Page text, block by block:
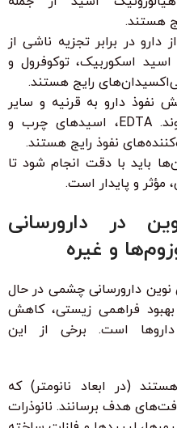
هستند.
دارو در برابر تجزیه ناشی از
اسکوربیک، توکوفرول و
رایج هستند.
نفوذ دارو به قرنیه و سایر
بافت‌های چشم استفاده می‌شوند. EDTA، اسیدهای چرب و
نفوذ رایج هستند.
باید با دقت انجام شود تا
مؤثر و پایدار است.
در دارورسانی
و غیره
نوین دارورسانی چشمی در حال
فراهمی زیستی، کاهش
است. برخی از این
(در ابعاد نانومتر) که
هدف برسانند. نانوذرات